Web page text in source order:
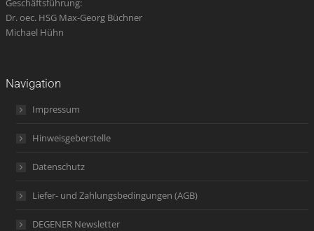
Geschäftsführung:
Dr. oec. HSG Max-Georg Büchner
Michael Hühn
Navigation
Impressum
Hinweisgeberstelle
Datenschutz
Liefer- und Zahlungsbedingungen (AGB)
DEGENER Newsletter